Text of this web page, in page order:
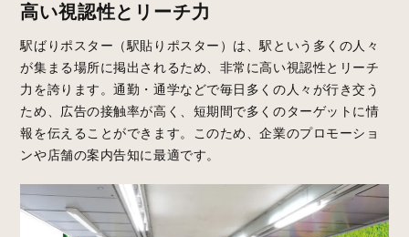
高い視認性とリーチ力
駅ばりポスター（駅貼りポスター）は、駅という多くの人々
が集まる場所に掲出されるため、非常に高い視認性とリーチ
力を誇ります。通勤・通学などで毎日多くの人々が行き交う
ため、広告の接触率が高く、短期間で多くのターゲットに情
報を伝えることができます。このため、企業のプロモーショ
ンや店舗の案内告知に最適です。